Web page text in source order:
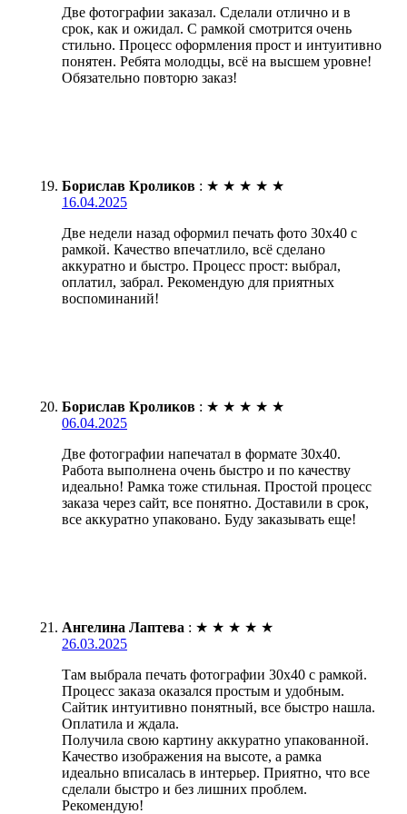
Две фотографии заказал. Сделали отлично и в
срок, как и ожидал. С рамкой смотрится очень
стильно. Процесс оформления прост и интуитивно
понятен. Ребята молодцы, всё на высшем уровне!
Обязательно повторю заказ!
Борислав Кроликов : ★ ★ ★ ★ ★
16.04.2025
Две недели назад оформил печать фото 30х40 с
рамкой. Качество впечатлило, всё сделано
аккуратно и быстро. Процесс прост: выбрал,
оплатил, забрал. Рекомендую для приятных
воспоминаний!
Борислав Кроликов : ★ ★ ★ ★ ★
06.04.2025
Две фотографии напечатал в формате 30х40.
Работа выполнена очень быстро и по качеству
идеально! Рамка тоже стильная. Простой процесс
заказа через сайт, все понятно. Доставили в срок,
все аккуратно упаковано. Буду заказывать еще!
Ангелина Лаптева : ★ ★ ★ ★ ★
26.03.2025
Там выбрала печать фотографии 30х40 с рамкой.
Процесс заказа оказался простым и удобным.
Сайтик интуитивно понятный, все быстро нашла.
Оплатила и ждала.
Получила свою картину аккуратно упакованной.
Качество изображения на высоте, а рамка
идеально вписалась в интерьер. Приятно, что все
сделали быстро и без лишних проблем.
Рекомендую!